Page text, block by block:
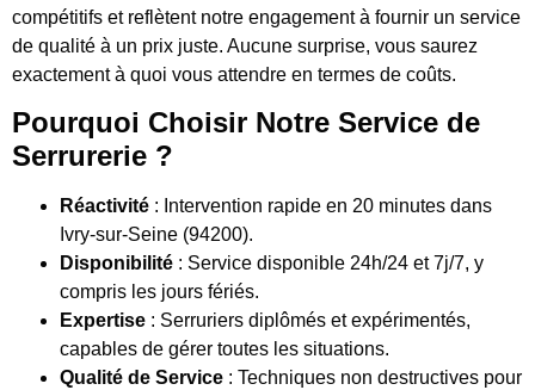
compétitifs et reflètent notre engagement à fournir un service
de qualité à un prix juste. Aucune surprise, vous saurez
exactement à quoi vous attendre en termes de coûts.
Pourquoi Choisir Notre Service de
Serrurerie ?
Réactivité : Intervention rapide en 20 minutes dans
Ivry-sur-Seine (94200).
Disponibilité : Service disponible 24h/24 et 7j/7, y
compris les jours fériés.
Expertise : Serruriers diplômés et expérimentés,
capables de gérer toutes les situations.
Qualité de Service : Techniques non destructives pour